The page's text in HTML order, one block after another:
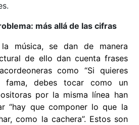
más allá de las cifras
música, se dan de manera
de ello dan cuenta frases
como “Si quieres
fama, debes tocar como un
por la misma línea han
“hay que componer lo que la
como la cachera”. Estos son